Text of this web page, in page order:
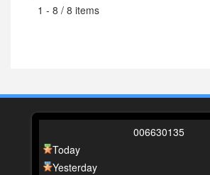
1 - 8 / 8 items
006630135
Today
Yesterday